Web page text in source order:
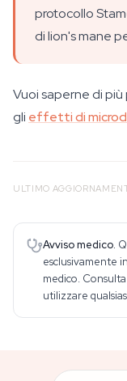
protocollo
di lion's mane
Vuoi saperne di più
gli effetti di
ULTIMO
Avviso medico.
esclusivamente
medico.
utilizzare